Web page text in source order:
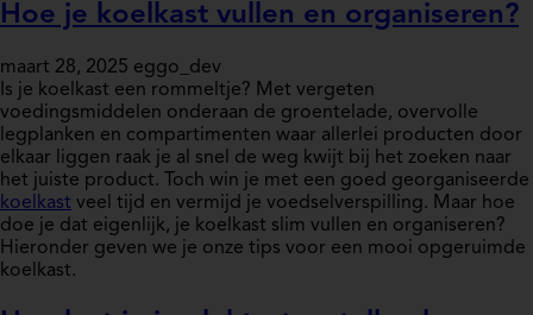
Hoe je koelkast vullen en organiseren?
maart 28, 2025 eggo_dev
Is je koelkast een rommeltje? Met vergeten
voedingsmiddelen onderaan de groentelade, overvolle
legplanken en compartimenten waar allerlei producten door
elkaar liggen raak je al snel de weg kwijt bij het zoeken naar
het juiste product. Toch win je met een goed georganiseerde
koelkast veel tijd en vermijd je voedselverspilling. Maar hoe
doe je dat eigenlijk, je koelkast slim vullen en organiseren?
Hieronder geven we je onze tips voor een mooi opgeruimde
koelkast.